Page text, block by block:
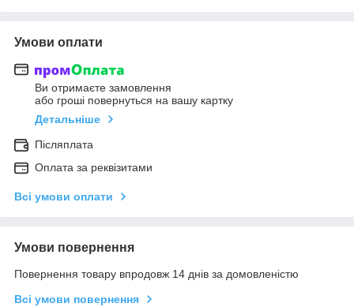
Умови оплати
Ви отримаєте замовлення
або гроші повернуться на вашу картку
Детальніше
Післяплата
Оплата за реквізитами
Всі умови оплати
Умови повернення
Повернення товару впродовж 14 днів за домовленістю
Всі умови повернення